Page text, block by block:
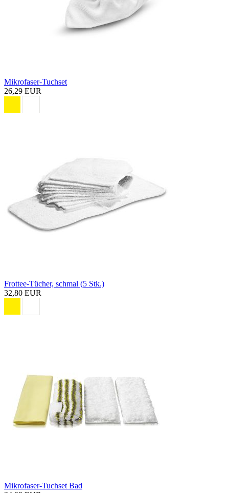
Mikrofaser-Tuchset
26,29 EUR
Frottee-Tücher, schmal (5 Stk.)
32,80 EUR
Mikrofaser-Tuchset Bad